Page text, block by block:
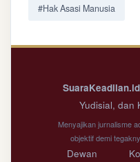
#Hak Asasi Manusia
SuaraKeadilan.id
Yudisial, dan
Menyajikan jurnalisme
objektif demi
Dewan